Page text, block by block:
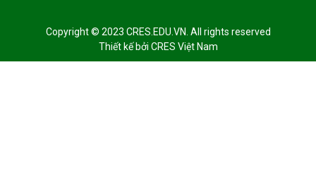
Copyright © 2023 CRES.EDU.VN. All rights reserved
Thiết kế bởi CRES Việt Nam